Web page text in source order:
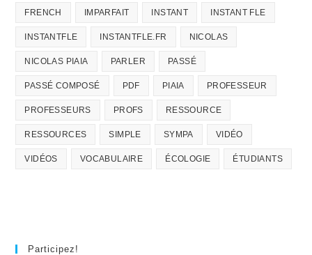
FRENCH IMPARFAIT INSTANT INSTANT FLE
INSTANTFLE INSTANTFLE.FR NICOLAS
NICOLAS PIAIA PARLER PASSÉ
PASSÉ COMPOSÉ PDF PIAIA PROFESSEUR
PROFESSEURS PROFS RESSOURCE
RESSOURCES SIMPLE SYMPA VIDÉO
VIDÉOS VOCABULAIRE ÉCOLOGIE ÉTUDIANTS
Participez!